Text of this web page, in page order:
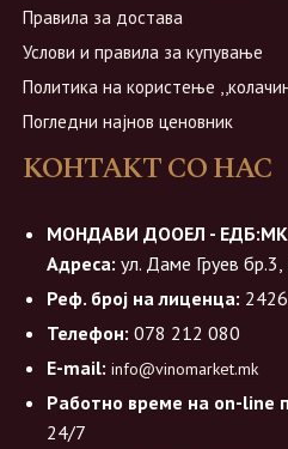
Правила за достава
Услови и правила за купување
Политика на користење
Погледни најнов ценовник
КОНТАКТ СО НАС
МОНДАВИ ДООЕЛ -
Адреса: ул. Даме Груев бр.3,
Реф. број на лиценца:
Телефон: 078 212 080
E-mail: info@vinomarket.mk
Работно време на on-line
24/7